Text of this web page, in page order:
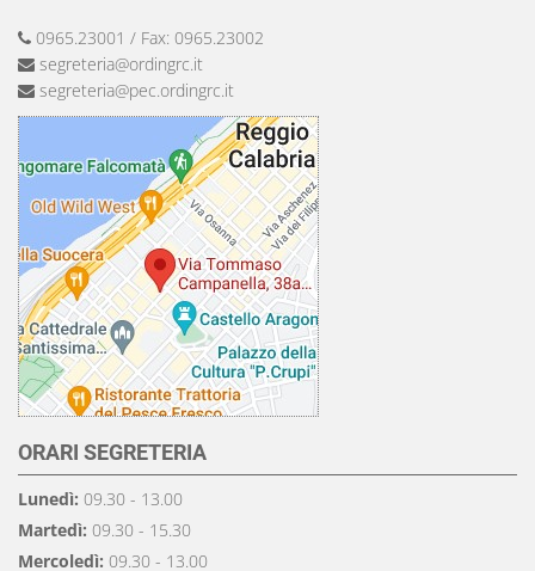
0965.23001 / Fax: 0965.23002
segreteria@ordingrc.it
segreteria@pec.ordingrc.it
ORARI SEGRETERIA
Lunedì: 09.30 - 13.00
Martedì: 09.30 - 15.30
Mercoledì: 09.30 - 13.00